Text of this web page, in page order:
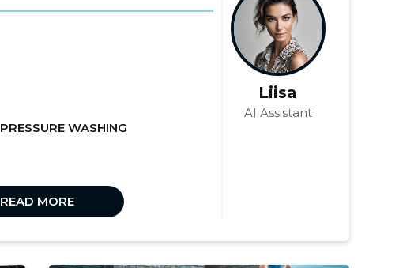
PRESSURE WASHING
READ MORE
Liisa
AI Assistant